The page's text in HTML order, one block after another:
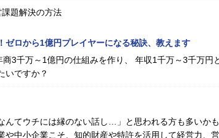
題解決の方法
ゼロから1億円プレイヤーになる秘訣、教えます
3千万～1億円の仕組みを作り、 年収1千万～3千万円
いですか？
んてウチには縁のない話し…」と思われる方も多いか
や中小企業こそ、知的財産や特許を活用して経営力、